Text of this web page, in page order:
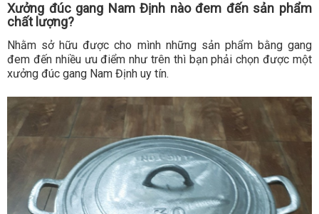
Xưởng đúc gang Nam Định nào đem đến sản phẩm
chất lượng?
Nhằm sở hữu được cho mình những sản phẩm bằng gang
đem đến nhiều ưu điểm như trên thì bạn phải chọn được một
xưởng đúc gang Nam Định uy tín.